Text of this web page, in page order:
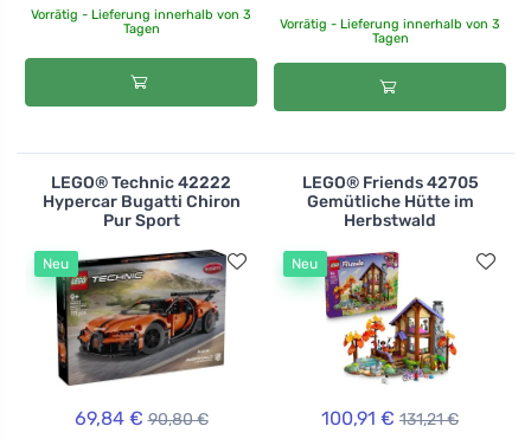
Vorrätig - Lieferung innerhalb von 3
Tagen
Vorrätig - Lieferung innerhalb von 3
Tagen
LEGO® Technic 42222
Hypercar Bugatti Chiron
Pur Sport
Neu
69,84 € 90,80 €
LEGO® Friends 42705
Gemütliche Hütte im
Herbstwald
Neu
100,91 € 131,21 €